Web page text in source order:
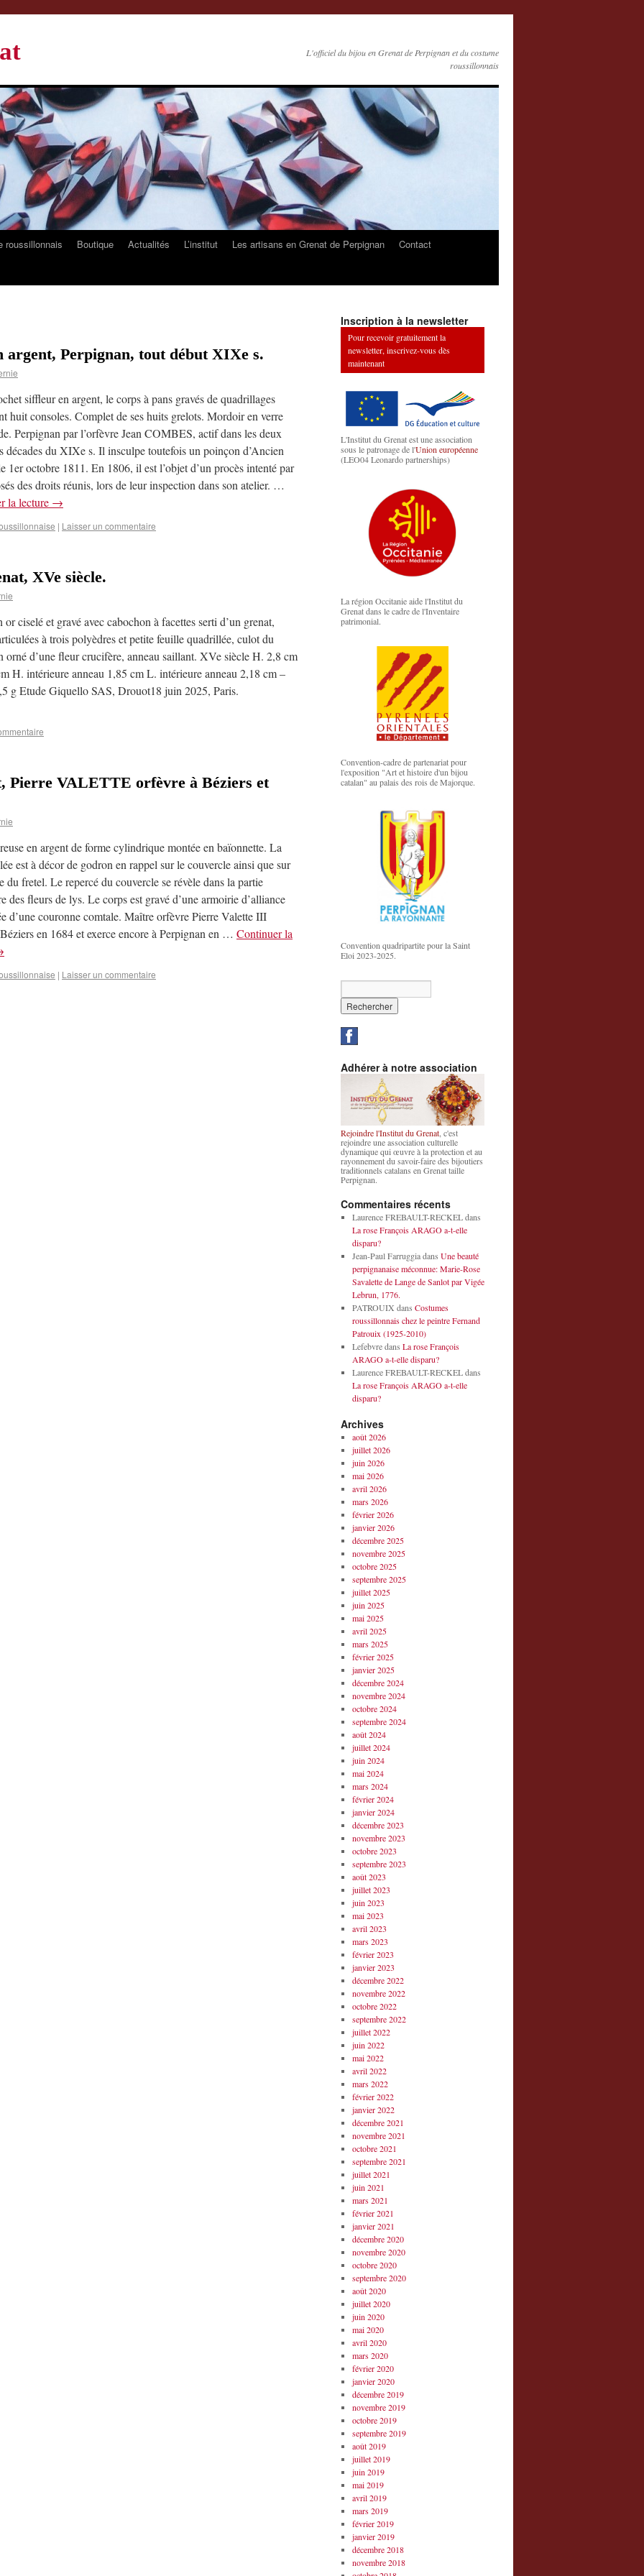
L'officiel du bijou en Grenat de Perpignan et du costume
roussillonnais
roussillonnais Boutique Actualités L’institut Les artisans en Grenat de Perpignan
Contact
argent, Perpignan, tout début XIXe s.
siffleur en argent, le corps à pans gravés de quadrillages
huit consoles. Complet de ses huits grelots. Mordoir en verre
Perpignan par l’orfèvre Jean COMBES, actif dans les deux
décades du XIXe s. Il insculpe toutefois un poinçon d’Ancien
1er octobre 1811. En 1806, il est l’objet d’un procès intenté par
des droits réunis, lors de leur inspection dans son atelier. …
la lecture →
| Laisser un commentaire
XVe siècle.
or ciselé et gravé avec cabochon à facettes serti d’un grenat,
à trois polyèdres et petite feuille quadrillée, culot du
orné d’une fleur crucifère, anneau saillant. XVe siècle H. 2,8 cm
H. intérieure anneau 1,85 cm L. intérieure anneau 2,18 cm –
g Etude Giquello SAS, Drouot18 juin 2025, Paris.
Pierre VALETTE orfèvre à Béziers et
en argent de forme cylindrique montée en baïonnette. La
est à décor de godron en rappel sur le couvercle ainsi que sur
du fretel. Le repercé du couvercle se révèle dans la partie
des fleurs de lys. Le corps est gravé d’une armoirie d’alliance
d’une couronne comtale. Maître orfèvre Pierre Valette III
en 1684 et exerce encore à Perpignan en … Continuer la
| Laisser un commentaire
Inscription à la newsletter
Pour recevoir gratuitement la
newsletter, inscrivez-vous dès
maintenant
L'Institut du Grenat est une association
sous le patronage de l'Union européenne
(LEO04 Leonardo partnerships)
La région Occitanie aide l'Institut du
Grenat dans le cadre de l'Inventaire
patrimonial.
Convention-cadre de partenariat pour
l'exposition "Art et histoire d'un bijou
catalan" au palais des rois de Majorque.
Convention quadripartite pour la Saint
Eloi 2023-2025.
Adhérer à notre association
Rejoindre l'Institut du Grenat , c'est
rejoindre une association culturelle
dynamique qui œuvre à la protection et au
rayonnement du savoir-faire des bijoutiers
traditionnels catalans en Grenat taille
Perpignan.
Commentaires récents
Laurence FREBAULT-RECKELdans
La rose François ARAGO a-t-elle
disparu?
Jean-Paul Farruggiadans Une beauté
perpignanaise méconnue: Marie-Rose
Savalette de Lange de Sanlot par Vigée
Lebrun, 1776.
PATROUIX dans Costumes
roussillonnais chez le peintre Fernand
Patrouix (1925-2010)
Lefebvredans La rose François
ARAGO a-t-elle disparu?
Laurence FREBAULT-RECKELdans
La rose François ARAGO a-t-elle
disparu?
Archives
août 2026
juillet 2026
juin 2026
mai 2026
avril 2026
mars 2026
février 2026
janvier 2026
décembre 2025
novembre 2025
octobre 2025
septembre 2025
juillet 2025
juin 2025
mai 2025
avril 2025
mars 2025
février 2025
janvier 2025
décembre 2024
novembre 2024
octobre 2024
septembre 2024
août 2024
juillet 2024
juin 2024
mai 2024
mars 2024
février 2024
janvier 2024
décembre 2023
novembre 2023
octobre 2023
septembre 2023
août 2023
juillet 2023
juin 2023
mai 2023
avril 2023
mars 2023
février 2023
janvier 2023
décembre 2022
novembre 2022
octobre 2022
septembre 2022
juillet 2022
juin 2022
mai 2022
avril 2022
mars 2022
février 2022
janvier 2022
décembre 2021
novembre 2021
octobre 2021
septembre 2021
juillet 2021
juin 2021
mars 2021
février 2021
janvier 2021
décembre 2020
novembre 2020
octobre 2020
septembre 2020
août 2020
juillet 2020
juin 2020
mai 2020
avril 2020
mars 2020
février 2020
janvier 2020
décembre 2019
novembre 2019
octobre 2019
septembre 2019
août 2019
juillet 2019
juin 2019
mai 2019
avril 2019
mars 2019
février 2019
janvier 2019
décembre 2018
novembre 2018